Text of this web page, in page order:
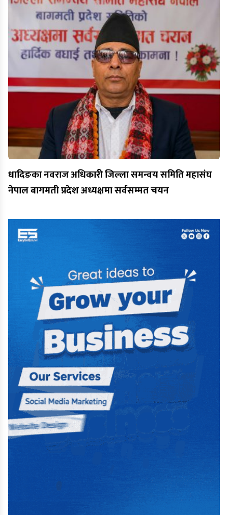
धादिङका नवराज अधिकारी जिल्ला समन्वय समिति महासंघ
नेपाल बागमती प्रदेश अध्यक्षमा सर्वसम्मत चयन